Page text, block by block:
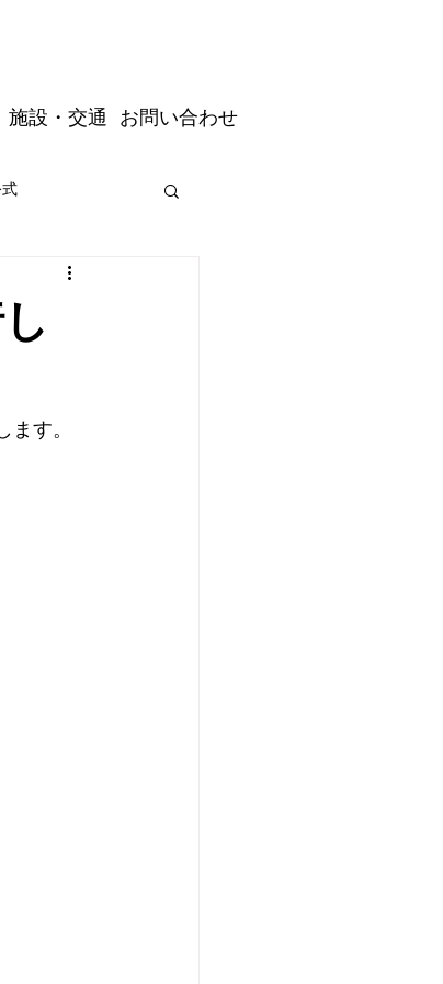
施設・交通 お問い合わせ
駅おおた駅長公式
す。